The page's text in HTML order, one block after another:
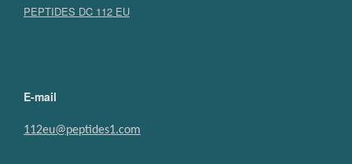
PEPTIDES DC 112 EU
E-mail
112eu@peptides1.com